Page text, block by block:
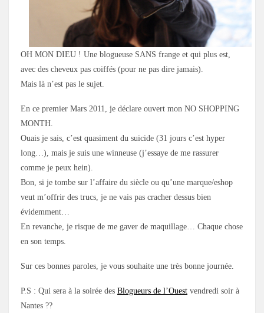
OH MON DIEU ! Une blogueuse SANS frange et qui plus est,
avec des cheveux pas coiffés (pour ne pas dire jamais).
Mais là n’est pas le sujet.
En ce premier Mars 2011, je déclare ouvert mon NO SHOPPING
MONTH.
Ouais je sais, c’est quasiment du suicide (31 jours c’est hyper
long…), mais je suis une winneuse (j’essaye de me rassurer
comme je peux hein).
Bon, si je tombe sur l’affaire du siècle ou qu’une marque/eshop
veut m’offrir des trucs, je ne vais pas cracher dessus bien
évidemment…
En revanche, je risque de me gaver de maquillage… Chaque chose
en son temps.
Sur ces bonnes paroles, je vous souhaite une très bonne journée.
P.S : Qui sera à la soirée des Blogueurs de l’Ouest vendredi soir à
Nantes ??